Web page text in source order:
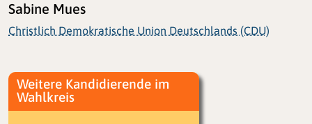
Sabine Mues
Christlich Demokratische Union Deutschlands (CDU)
Weitere Kandidierende im
Wahlkreis